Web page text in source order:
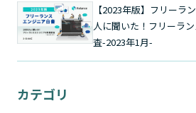
【2023年版】フリー
人に聞いた！フリーラ
査-2023年1月-
カテゴリ